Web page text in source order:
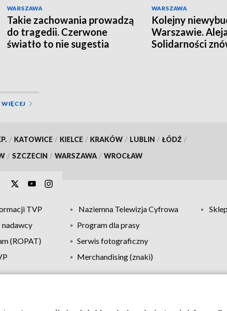
WARSZAWA
Takie zachowania prowadzą
do tragedii. Czerwone
światło to nie sugestia
WARSZAWA
Kolejny
Warszawie.
Solidarności
/ KATOWICE / KIELCE / KRAKÓW / LUBLIN / ŁÓDŹ /
/ SZCZECIN / WARSZAWA / WROCŁAW
TVP Naziemna Telewizja Cyfrowa
Program dla prasy
(ROPAT)
Serwis fotograficzny
Merchandising (znaki)
zgody Pomoc Biuro reklamy Kontakt